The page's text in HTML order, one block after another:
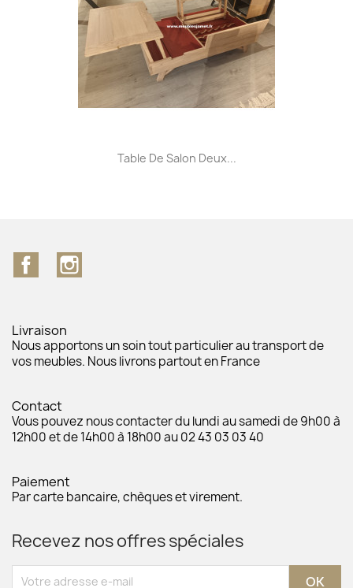
Table De Salon Deux...
Facebook
Livraison
Nous apportons un soin tout particulier au transport de
vos meubles. Nous livrons partout en France
Contact
Vous pouvez nous contacter du lundi au samedi de 9h00 à
12h00 et de 14h00 à 18h00 au 02 43 03 03 40
Paiement
Par carte bancaire, chèques et virement.
Recevez nos offres spéciales